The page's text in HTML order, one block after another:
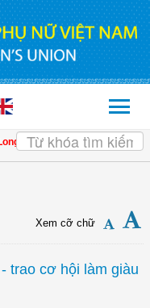
kết công tác Hội và phong
Xem cỡ chữ
trao cơ hội làm giàu